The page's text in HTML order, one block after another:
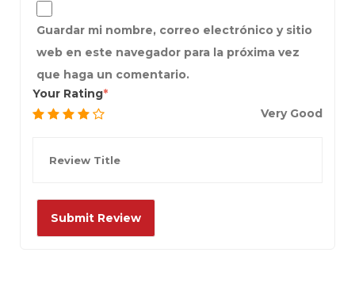
Guardar mi nombre, correo electrónico y sitio
web en este navegador para la próxima vez
que haga un comentario.
Your Rating
Very Good